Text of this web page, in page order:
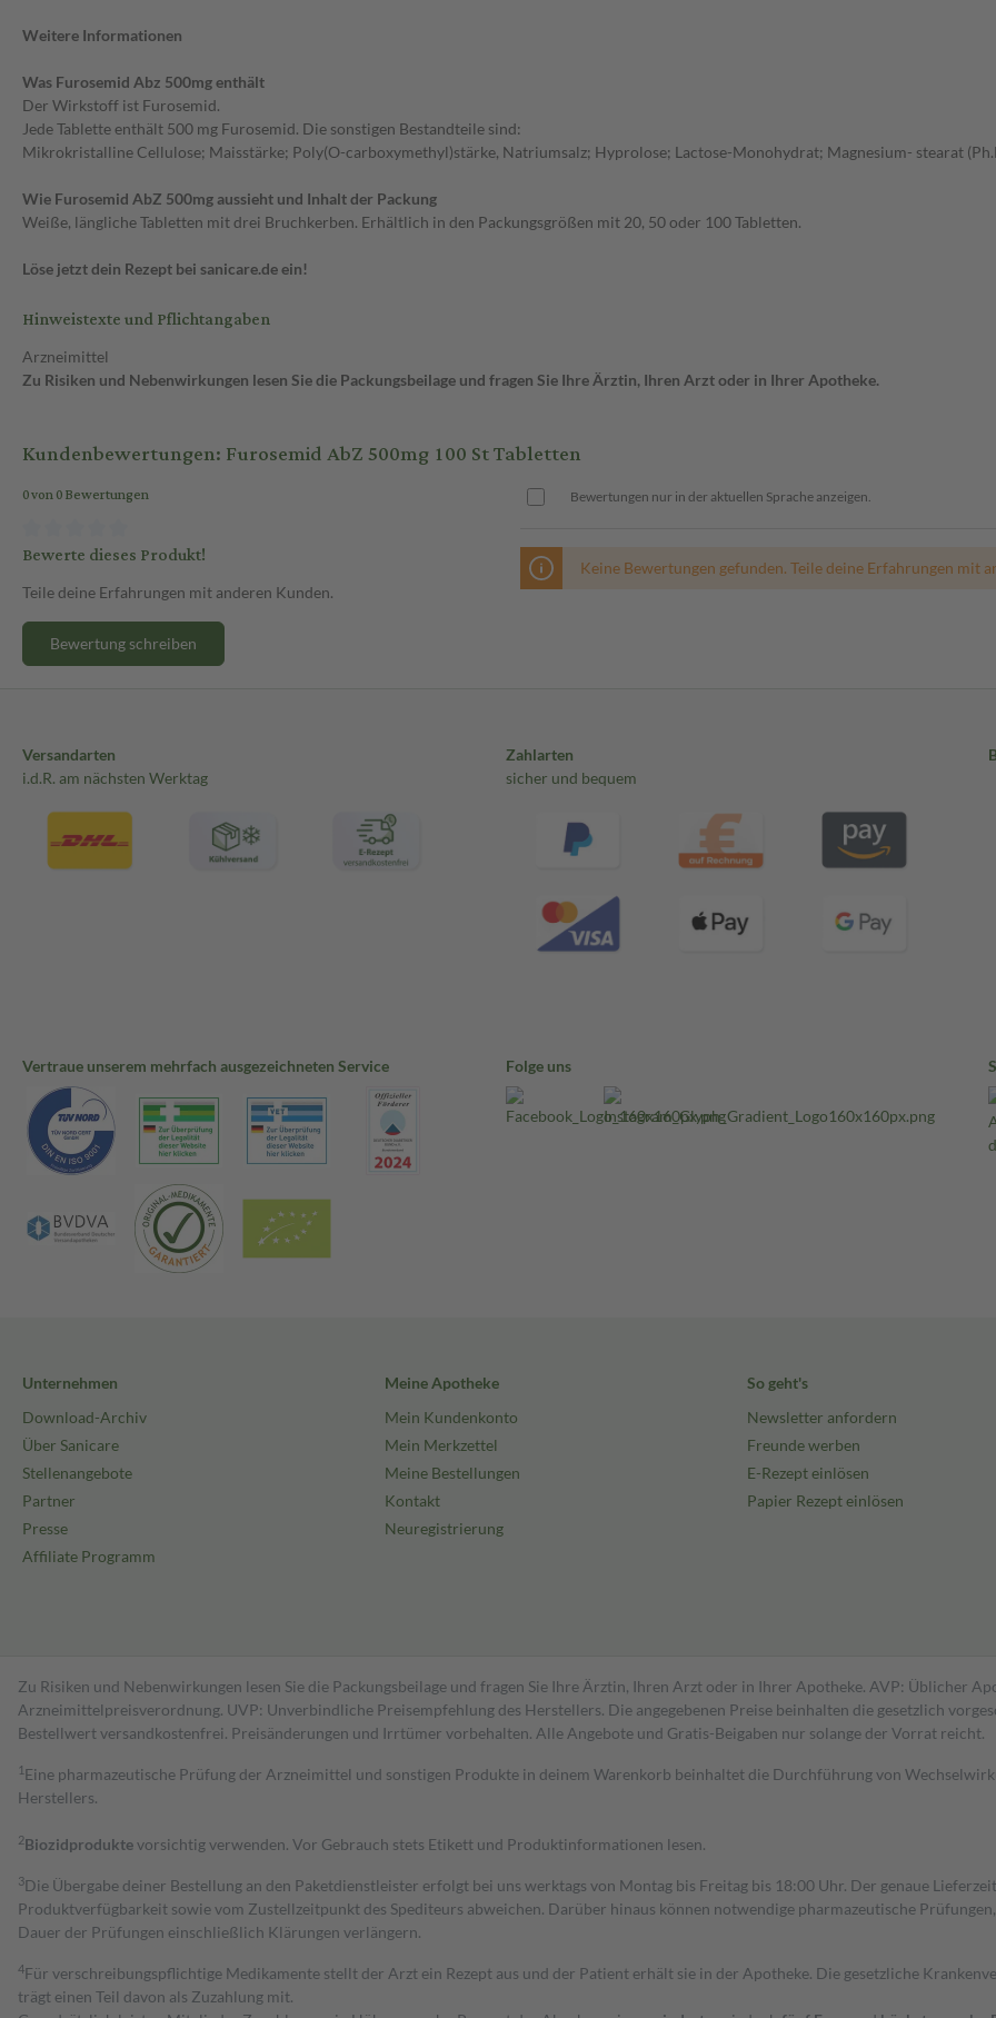
Weitere Informationen
Was Furosemid Abz 500mg enthält
Der Wirkstoff ist Furosemid.
Jede Tablette enthält 500 mg Furosemid. Die sonstigen Bestandteile sind:
Mikrokristalline Cellulose; Maisstärke; Poly(O-carboxymethyl)stärke, Natriumsalz; Hyprolose; Lactose-Monohydrat; Magnesium- stearat
Wie Furosemid AbZ 500mg aussieht und Inhalt der Packung
Weiße, längliche Tabletten mit drei Bruchkerben. Erhältlich in den Packungsgrößen mit 20, 50 oder 100 Tabletten.
Löse jetzt dein Rezept bei sanicare.de ein!
Hinweistexte und Pflichtangaben
Arzneimittel
Zu Risiken und Nebenwirkungen lesen Sie die Packungsbeilage und fragen Sie Ihre Ärztin, Ihren Arzt oder in Ihrer Apotheke.
Kundenbewertungen: Furosemid AbZ 500mg 100 St Tabletten
0 von 0 Bewertungen
Bewerte dieses Produkt!
Teile deine Erfahrungen mit anderen Kunden.
Bewertung schreiben
Bewertungen nur in der aktuellen Sprache anzeigen.
Keine Bewertungen gefunden. Teile deine Erfahrungen mit
Versandarten
i.d.R. am nächsten Werktag
Zahlarten
sicher und bequem
Vertraue unserem mehrfach ausgezeichneten Service Folge uns
Unternehmen
Download-Archiv
Über Sanicare
Stellenangebote
Partner
Presse
Affiliate Programm
Meine Apotheke
Mein Kundenkonto
Mein Merkzettel
Meine Bestellungen
Kontakt
Neuregistrierung
So geht's
Newsletter anfordern
Freunde werben
E-Rezept einlösen
Papier Rezept einlösen
Zu Risiken und Nebenwirkungen lesen Sie die Packungsbeilage und fragen Sie Ihre Ärztin, Ihren Arzt oder in Ihrer Apotheke. AVP: Üblicher
Arzneimittelpreisverordnung. UVP: Unverbindliche Preisempfehlung des Herstellers. Die angegebenen Preise beinhalten die gesetzlich
Bestell­wert versand­kosten­frei. Preisänderungen und Irrtümer vorbehalten. Alle Angebote und Gratis-Beigaben nur solange der Vorrat reicht.
1 Eine pharmazeutische Prüfung der Arzneimittel und sonstigen Produkte in deinem Warenkorb beinhaltet die Durchführung von
Herstellers.
2Biozidproduktevorsichtig verwenden. Vor Gebrauch stets Etikett und Produktinformationen lesen.
3Die Übergabe deiner Bestellung an den Paketdienstleister erfolgt bei uns werktags von Montag bis Freitag bis 18:00 Uhr. Der genaue
Produktverfügbarkeit sowie vom Zustellzeitpunkt des Spediteurs abweichen. Darüber hinaus können notwendige pharmazeutische
Dauer der Prüfungen einschließlich Klärungen verlängern.
4Für verschreibungspflichtige Medikamente stellt der Arzt ein Rezept aus und der Patient erhält sie in der Apotheke. Die gesetzliche
trägt einen Teil davon als Zuzahlung mit.